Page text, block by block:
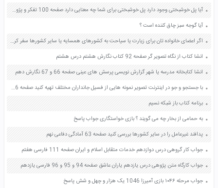
آیا پل خوشبختی وجود دارد پل خوشبختی برای شما چه معنایی دارد صفحه 100 تفکر و پژوهش ششم
آیا گوجه سبز چاق کننده است ؟
اگر اعضای خانواده تان برای زیارت یا سیاحت به کشورهای همسایه یا سایر کشورها سفر کرده اند بگویید در هنگام گفت وگو از خاطرات سفر به چه نکاتی درباره شیوه زندگی مردم آن کشورها اشاره می کنند؟ صفحه 115 مطالعات اجتماعی نهم
انشا کتاب از نگاه تصویر گر صفحه 92 کتاب نگارش هشتم درس هشتم
انشا کتابخانه مدرسه یا شهر گزارش نویسی پرسش های عینی صفحه 66 و 67 نگارش دهم
با جستجو و جو در اینترنت تصویر نمونه هایی از فسیل جانداران مختلف تهیه کنید صفحه 76 علوم نهم
برنامه کتاب باز شبکه نسیم
به حمامی از بخار چه می گویند ؟ بازی خواستگاری جواب پاسخ
پدافند غیرعامل را در سایر کشورها بررسی کنید صفحه 63 آمادگی دفاعی نهم
جواب کار گروهی درس دوازدهم خدمات متقابل اسلام و ایران صفحه 111 فارسی هفتم
جواب کارگاه متن پژوهی درس یازدهم یاران عاشق صفحه 94 و 95 و 96 فارسی یازدهم
جواب مرحله ۱۰۴۶ بازی آمیرزا 1046 یک هزار و چهل و شش پاسخ